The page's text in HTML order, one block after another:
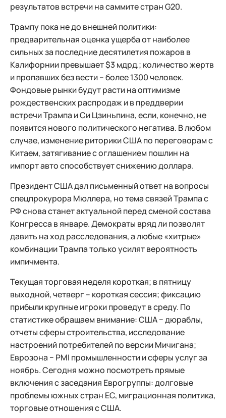
результатов встречи на саммите стран G20.
Трампу пока не до внешней политики:
предварительная оценка ущерба от наиболее
сильных за последние десятилетия пожаров в
Калифорнии превышает $3 мдрд.; количество жертв
и пропавших без вести – более 1300 человек.
Фондовые рынки будут расти на оптимизме
рождественских распродаж и в преддверии
встречи Трампа и Си Цзиньпина, если, конечно, не
появится нового политического негатива. В любом
случае, изменение риторики США по переговорам с
Китаем, затягивание с оглашением пошлин на
импорт авто способствует снижению доллара.
Президент США дал письменный ответ на вопросы
спецпрокурора Мюллера, но тема связей Трампа с
РФ снова станет актуальной перед сменой состава
Конгресса в январе. Демократы вряд ли позволят
давить на ход расследования, а любые «хитрые»
комбинации Трампа только усилят вероятность
импичмента.
Текущая торговая неделя короткая; в пятницу
выходной, четверг – короткая сессия; фиксацию
прибыли крупные игроки проведут в среду. По
статистике обращаем внимание: США − дюраблы,
отчеты сферы строительства, исследование
настроений потребителей по версии Мичигана;
Еврозона − PMI промышленности и сферы услуг за
ноябрь. Сегодня можно посмотреть прямые
включения с заседания Еврогруппы: долговые
проблемы южных стран ЕС, миграционная политика,
торговые отношения с США.